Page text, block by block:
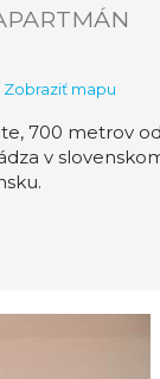
Zobraziť mapu
700 metrov
v